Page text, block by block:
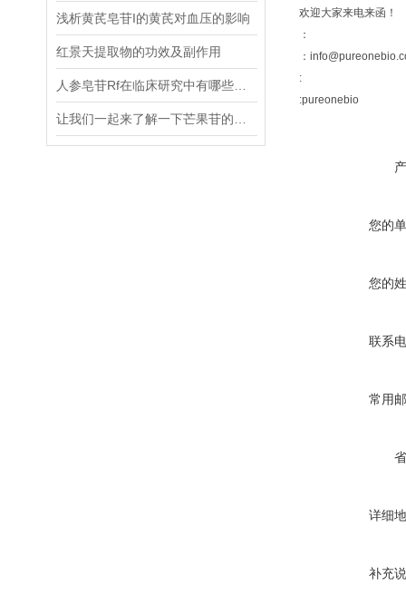
浅析黄芪皂苷I的黄芪对血压的影响
红景天提取物的功效及副作用
欢迎大家来电来函！
：
：
:
:pureonebio
您的
您的
联系
常用
详细
补充